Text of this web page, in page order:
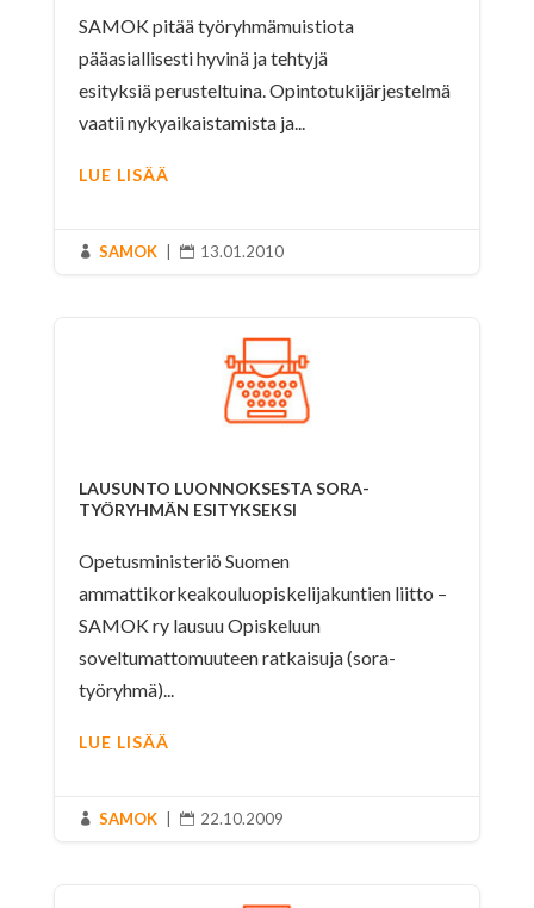
SAMOK pitää työryhmämuistiota
pääasiallisesti hyvinä ja tehtyjä
esityksiä perusteltuina. Opintotukijärjestelmä
vaatii nykyaikaistamista ja...
LUE LISÄÄ
 SAMOK  13.01.2010
LAUSUNTO LUONNOKSESTA SORA-
TYÖRYHMÄN ESITYKSEKSI
Opetusministeriö Suomen
ammattikorkeakouluopiskelijakuntien liitto –
SAMOK ry lausuu Opiskeluun
soveltumattomuuteen ratkaisuja (sora-
työryhmä)...
LUE LISÄÄ
 SAMOK  22.10.2009